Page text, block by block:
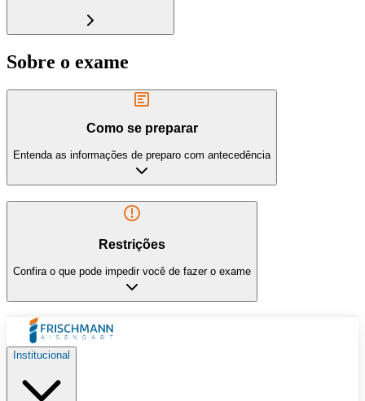
Sobre o exame
Como se preparar
Entenda as informações de preparo com antecedência
Restrições
Confira o que pode impedir você de fazer o exame
Institucional